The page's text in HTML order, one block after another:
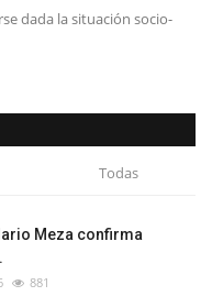
dada la situación socio-
Todas
Meza confirma
881